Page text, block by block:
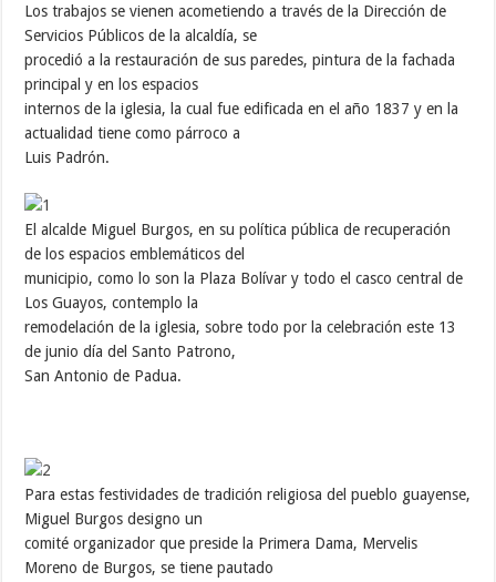
Los trabajos se vienen acometiendo a través de la Dirección de
Servicios Públicos de la alcaldía, se
procedió a la restauración de sus paredes, pintura de la fachada
principal y en los espacios
internos de la iglesia, la cual fue edificada en el año 1837 y en la
actualidad tiene como párroco a
Luis Padrón.
El alcalde Miguel Burgos, en su política pública de recuperación
de los espacios emblemáticos del
municipio, como lo son la Plaza Bolívar y todo el casco central de
Los Guayos, contemplo la
remodelación de la iglesia, sobre todo por la celebración este 13
de junio día del Santo Patrono,
San Antonio de Padua.
Para estas festividades de tradición religiosa del pueblo guayense,
Miguel Burgos designo un
comité organizador que preside la Primera Dama, Mervelis
Moreno de Burgos, se tiene pautado